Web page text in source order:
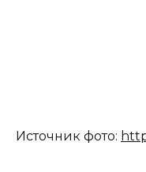
Источник фото: